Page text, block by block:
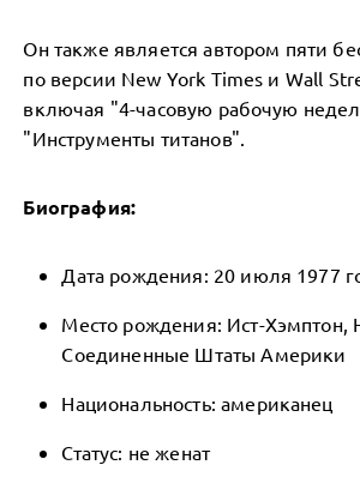
Он также является автором пяти
по версии New York Times и Wall
включая "4-часовую рабочую
"Инструменты титанов".
Биография:
Дата рождения: 20 июля 1977
Место рождения: Ист-Хэмптон,
Соединенные Штаты Америки
Национальность: американец
Статус: не женат